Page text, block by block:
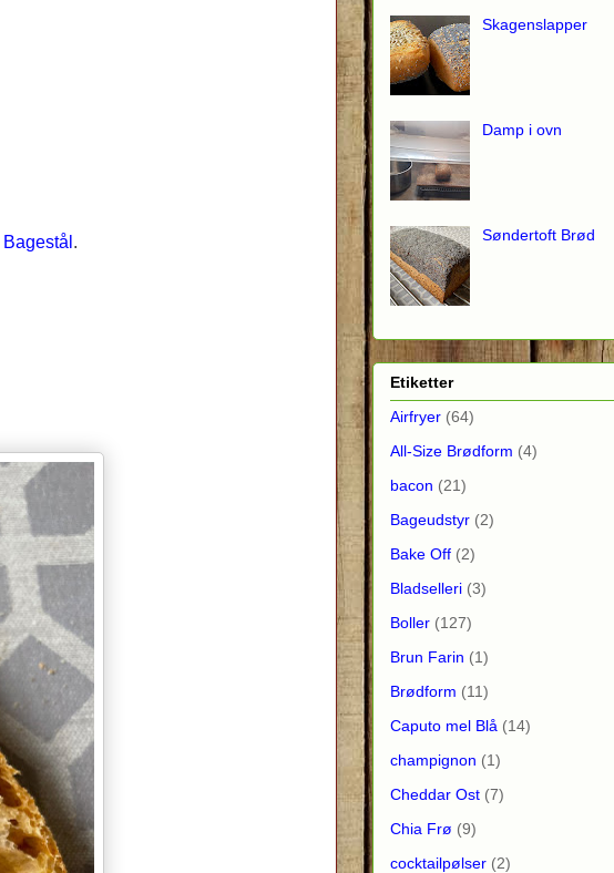
Bagestål .
Skagenslapper
Damp i ovn
Søndertoft Brød
Etiketter
Airfryer (64)
All-Size Brødform (4)
bacon (21)
Bageudstyr (2)
Bake Off (2)
Bladselleri (3)
Boller (127)
Brun Farin (1)
Brødform (11)
Caputo mel Blå (14)
champignon (1)
Cheddar Ost (7)
Chia Frø (9)
cocktailpølser (2)